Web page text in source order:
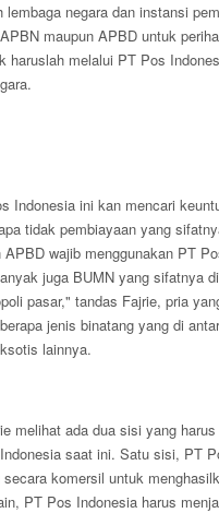
lembaga negara dan instansi
maupun APBD untuk
haruslah melalui PT Pos
Indonesia ini kan mencari
tidak pembiayaan yang
wajib menggunakan PT
juga BUMN yang sifatnya
pasar," tandas Fajrie, pria
jenis binatang yang di
lainnya.
melihat ada dua sisi yang
saat ini. Satu sisi, PT
komersil untuk
PT Pos Indonesia harus